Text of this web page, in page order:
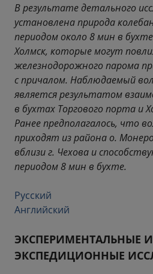
В результате детального
установлена природа
периодом около 8 мин в
Холмск, которые могут
железнодорожного парома
с причалом. Наблюдаемый
является результатом
в бухтах Торгового порта и
Ранее предполагалось, что
приходят из района о.
вблизи г. Чехова и
периодом 8 мин в бухте.
Русский
Английский
ЭКСПЕРИМЕНТАЛЬНЫЕ И
ЭКСПЕДИЦИОННЫЕ